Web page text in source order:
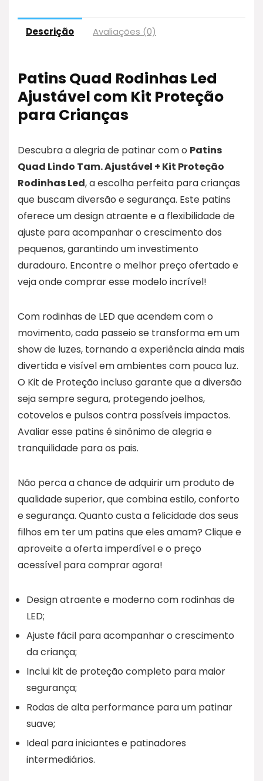
Descrição Avaliações (0)
Patins Quad Rodinhas Led
Ajustável com Kit Proteção
para Crianças
Descubra a alegria de patinar com o Patins
Quad Lindo Tam. Ajustável + Kit Proteção
Rodinhas Led, a escolha perfeita para crianças
que buscam diversão e segurança. Este patins
oferece um design atraente e a flexibilidade de
ajuste para acompanhar o crescimento dos
pequenos, garantindo um investimento
duradouro. Encontre o melhor preço ofertado e
veja onde comprar esse modelo incrível!
Com rodinhas de LED que acendem com o
movimento, cada passeio se transforma em um
show de luzes, tornando a experiência ainda mais
divertida e visível em ambientes com pouca luz.
O Kit de Proteção incluso garante que a diversão
seja sempre segura, protegendo joelhos,
cotovelos e pulsos contra possíveis impactos.
Avaliar esse patins é sinônimo de alegria e
tranquilidade para os pais.
Não perca a chance de adquirir um produto de
qualidade superior, que combina estilo, conforto
e segurança. Quanto custa a felicidade dos seus
filhos em ter um patins que eles amam? Clique e
aproveite a oferta imperdível e o preço
acessível para comprar agora!
Design atraente e moderno com rodinhas de
LED;
Ajuste fácil para acompanhar o crescimento
da criança;
Inclui kit de proteção completo para maior
segurança;
Rodas de alta performance para um patinar
suave;
Ideal para iniciantes e patinadores
intermediários.